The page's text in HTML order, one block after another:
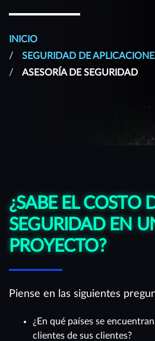
INICIO
SEGURIDAD DE
ASESORÍA DE SEGURIDAD
¿SABE EL COSTO
SEGURIDAD EN
PROYECTO?
Piense en las siguientes
¿En qué países se
clientes de sus clientes?